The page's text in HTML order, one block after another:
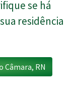
se há
residência
Câmara, RN